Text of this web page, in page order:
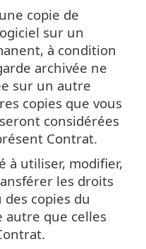
copie de
sur un
à condition
archivée ne
sur un autre
copies que vous
considérées
Contrat.
à utiliser, modifier,
les droits
copies du
autre que celles